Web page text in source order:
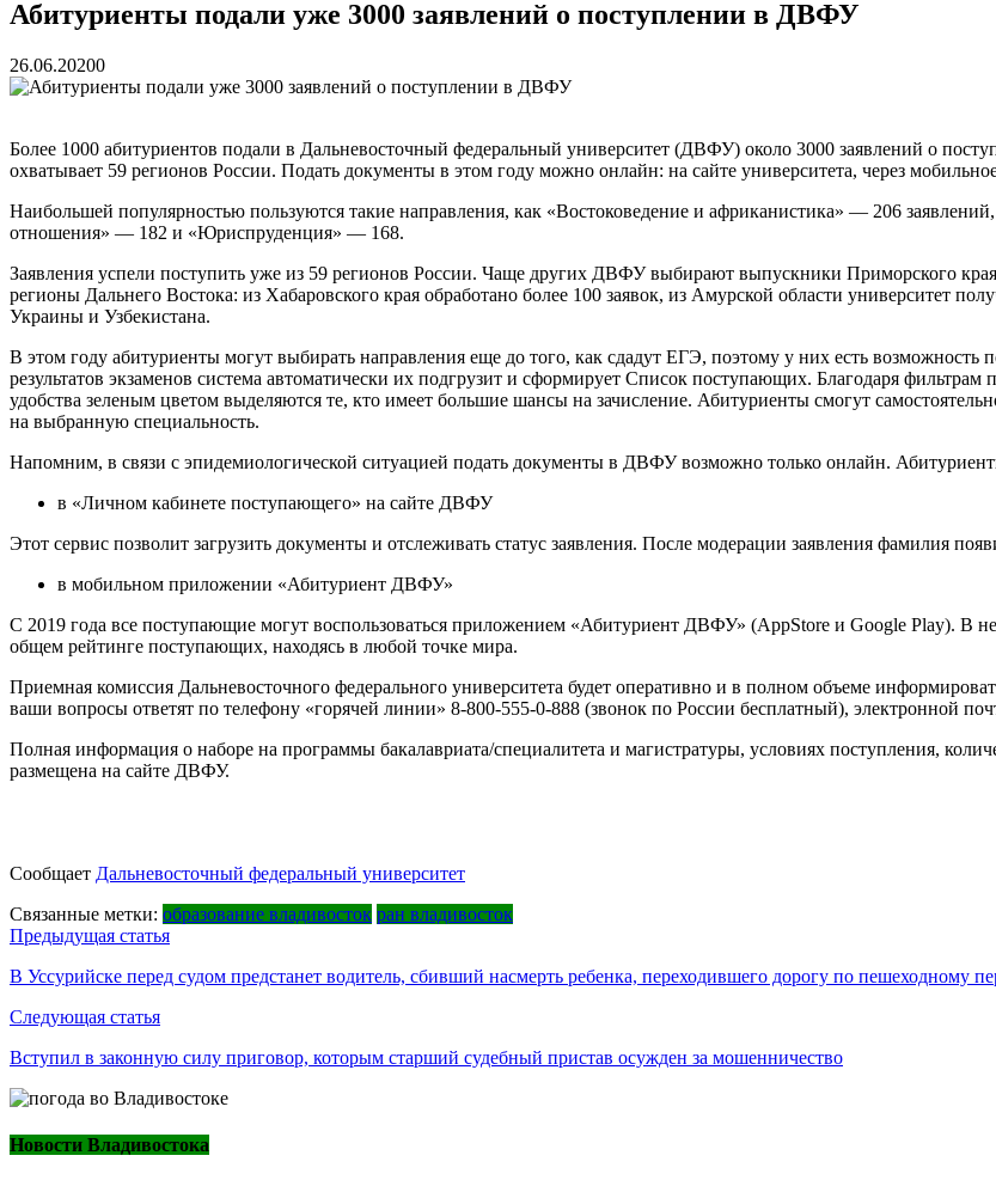
Бочин Сергей Витальевич15.03.2026
Ходнева Василиса Валентиновна15.03.2026
Аксенов Александр Валентинович
Русинов Денис Александрович15.03.2026
Абитуриенты подали уже 3000 заявлений о поступлении в ДВФУ
26.06.20200
Более 1000 абитуриентов подали в Дальневосточный федеральный университет (ДВФУ) около 3000 заявлений о
охватывает 59 регионов России. Подать документы в этом году можно онлайн: на сайте университета, через
Наибольшей популярностью пользуются такие направления, как «Востоковедение и африканистика» — 206
отношения» — 182 и «Юриспруденция» — 168.
Заявления успели поступить уже из 59 регионов России. Чаще других ДВФУ выбирают выпускники Приморского
регионы Дальнего Востока: из Хабаровского края обработано более 100 заявок, из Амурской области университет
Украины и Узбекистана.
В этом году абитуриенты могут выбирать направления еще до того, как сдадут ЕГЭ, поэтому у них есть возможность
результатов экзаменов система автоматически их подгрузит и сформирует Список поступающих. Благодаря
удобства зеленым цветом выделяются те, кто имеет большие шансы на зачисление. Абитуриенты смогут
на выбранную специальность.
Напомним, в связи с эпидемиологической ситуацией подать документы в ДВФУ возможно только онлайн.
в «Личном кабинете поступающего» на сайте ДВФУ
Этот сервис позволит загрузить документы и отслеживать статус заявления. После модерации заявления фамилия
в мобильном приложении «Абитуриент ДВФУ»
С 2019 года все поступающие могут воспользоваться приложением «Абитуриент ДВФУ» (AppStore и Google Play). В
общем рейтинге поступающих, находясь в любой точке мира.
Приемная комиссия Дальневосточного федерального университета будет оперативно и в полном объеме
ваши вопросы ответят по телефону «горячей линии» 8-800-555-0-888 (звонок по России бесплатный), электронной
Полная информация о наборе на программы бакалавриата/специалитета и магистратуры, условиях поступления,
размещена на сайте ДВФУ.
Сообщает Дальневосточный федеральный университет
Связанные метки: образование владивосток ран владивосток
Навигация
по
записям
Предыдущая статья
В Уссурийске перед судом предстанет водитель, сбивший насмерть ребенка, переходившего дорогу по пешеходному
Следующая статья
Вступил в законную силу приговор, которым старший судебный пристав осужден за мошенничество
Новости Владивостока